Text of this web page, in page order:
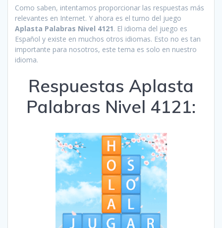
Como saben, intentamos proporcionar las respuestas más
relevantes en Internet. Y ahora es el turno del juego
Aplasta Palabras Nivel 4121. El idioma del juego es
Español y existe en muchos otros idiomas. Esto no es tan
importante para nosotros, este tema es solo en nuestro
idioma.
Respuestas Aplasta
Palabras Nivel 4121: